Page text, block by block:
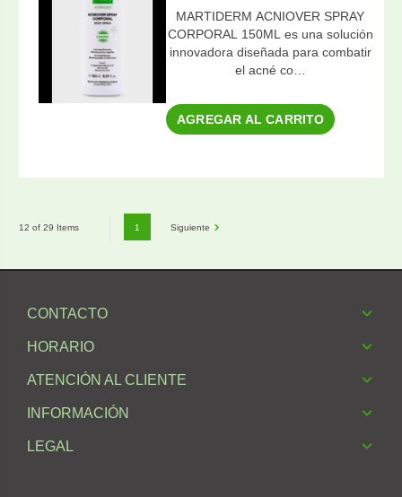
MARTIDERM ACNIOVER SPRAY
CORPORAL 150ML es una solución
innovadora diseñada para combatir
el acné co…
AGREGAR AL CARRITO
12 of 29 Items 1 Siguiente
CONTACTO
HORARIO
ATENCIÓN AL CLIENTE
INFORMACIÓN
LEGAL